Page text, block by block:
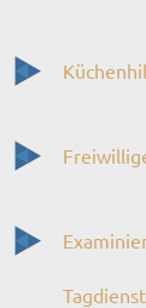
Tagdienst